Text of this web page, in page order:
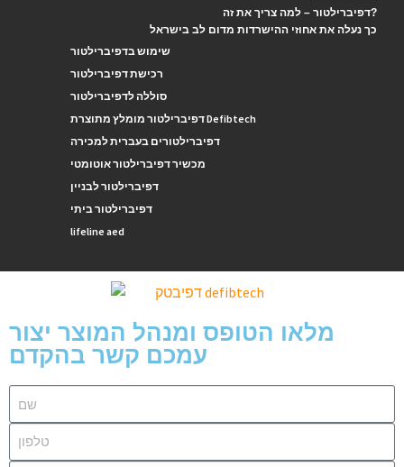
דפיברילטור – למה צריך את זה?
כך נעלה את אחוזי ההישרדות מדום לב בישראל
שימוש בדפיברילטור
רכישת דפיברילטור
סוללה לדפיברילטור
דפיברילטור מומלץ מתוצרת Defibtech
דפיברילטורים בעברית למכירה
מכשיר דפיברילטור אוטומטי
דפיברילטור לבניין
דפיברילטור ביתי
lifeline aed
מלאו הטופס ומנהל המוצר יצור
עמכם קשר בהקדם